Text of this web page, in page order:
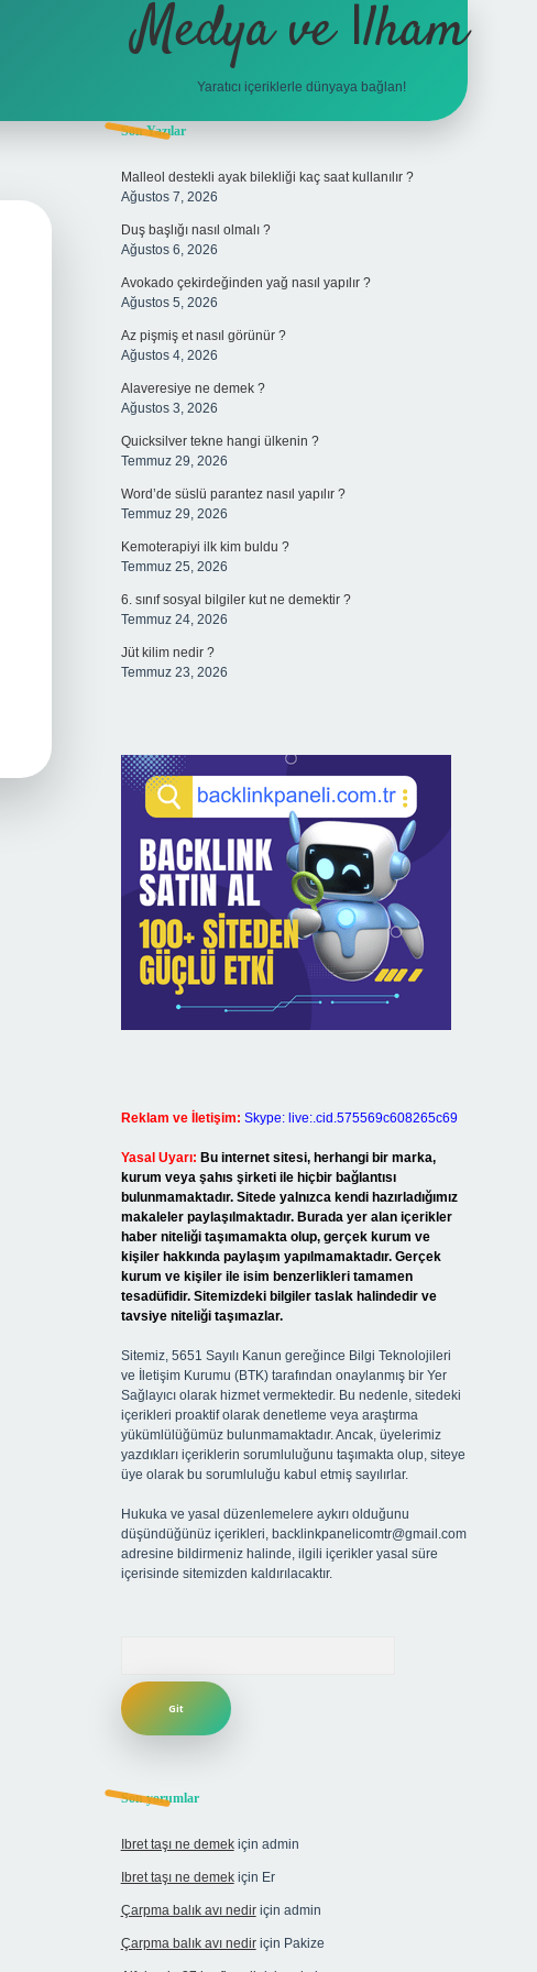
Medya ve İlham
Yaratıcı içeriklerle dünyaya bağlan!
Sidebar
Son Yazılar
Malleol destekli ayak bilekliği kaç saat kullanılır ?
Ağustos 7, 2026
Duş başlığı nasıl olmalı ?
Ağustos 6, 2026
Avokado çekirdeğinden yağ nasıl yapılır ?
Ağustos 5, 2026
Az pişmiş et nasıl görünür ?
Ağustos 4, 2026
Alaveresiye ne demek ?
Ağustos 3, 2026
Quicksilver tekne hangi ülkenin ?
Temmuz 29, 2026
Word’de süslü parantez nasıl yapılır ?
Temmuz 29, 2026
Kemoterapiyi ilk kim buldu ?
Temmuz 25, 2026
6. sınıf sosyal bilgiler kut ne demektir ?
Temmuz 24, 2026
Jüt kilim nedir ?
Temmuz 23, 2026
Reklam ve İletişim: Skype: live:.cid.575569c608265c69
Yasal Uyarı: Bu internet sitesi, herhangi bir marka,
kurum veya şahıs şirketi ile hiçbir bağlantısı
bulunmamaktadır. Sitede yalnızca kendi hazırladığımız
makaleler paylaşılmaktadır. Burada yer alan içerikler
haber niteliği taşımamakta olup, gerçek kurum ve
kişiler hakkında paylaşım yapılmamaktadır. Gerçek
kurum ve kişiler ile isim benzerlikleri tamamen
tesadüfidir. Sitemizdeki bilgiler taslak halindedir ve
tavsiye niteliği taşımazlar.
Sitemiz, 5651 Sayılı Kanun gereğince Bilgi Teknolojileri
ve İletişim Kurumu (BTK) tarafından onaylanmış bir Yer
Sağlayıcı olarak hizmet vermektedir. Bu nedenle, sitedeki
içerikleri proaktif olarak denetleme veya araştırma
yükümlülüğümüz bulunmamaktadır. Ancak, üyelerimiz
yazdıkları içeriklerin sorumluluğunu taşımakta olup, siteye
üye olarak bu sorumluluğu kabul etmiş sayılırlar.
Hukuka ve yasal düzenlemelere aykırı olduğunu
düşündüğünüz içerikleri, backlinkpanelicomtr@gmail.com
adresine bildirmeniz halinde, ilgili içerikler yasal süre
içerisinde sitemizden kaldırılacaktır.
Son yorumlar
Ibret taşı ne demekiçin admin
Ibret taşı ne demekiçin Er
Çarpma balık avı nediriçin admin
Çarpma balık avı nediriçin Pakize